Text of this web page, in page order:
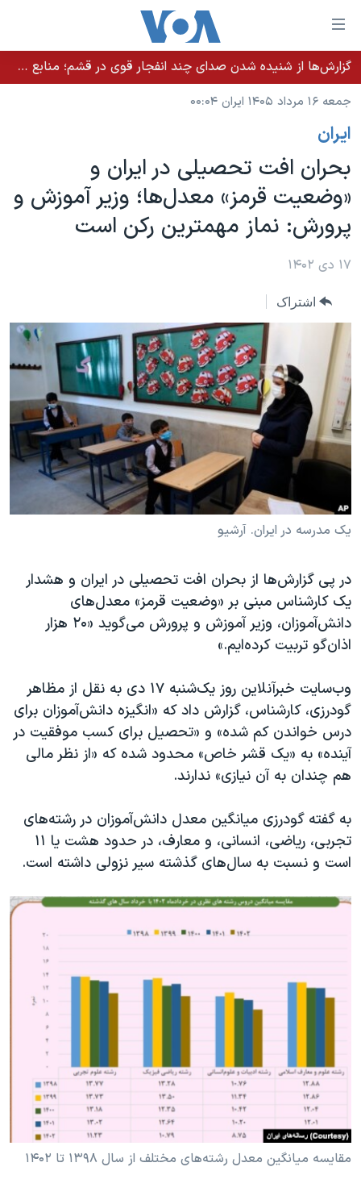
لینکهای
قابل
دسترسی
جهش
محتوای
اصلی
جهش
به
صفحه
جهش
خانه
نسخه سبک وب‌سایت
موضوع ها
ایران
آمریکا
جهان
ورزشی
ویدیوها
فرهنگ و زندگی
حقوق شهروندی
اقتصادی
علم و فناوری
اسرائیل در جنگ
برنامه های تلویزیونی
جدول برنامه ها
صفحه‌های ویژه
جام جهانی ۲۰۲۶
بایگانی برنامه‌های تلویزیونی
مستندها
انتخابات ریاست جمهوری آمریکا ۲۰۲۴
حمله جمهوری اسلامی به اسرائیل
رمز مهسا
ورزش زنان در ایران
اعتراضات زن، زندگی، آزادی
تریبونال مردمی آبان ۹۸
دادگاه حمید نوری
چهل سال گروگان‌گیری
اعتراضات مردمی آبان ۹۸
اسرائیل در جنگ
نرگس محمدی برنده جایزه نوبل صلح
همایش محافظه‌کاران آمریکا «سی‌پک»
صفحه‌های ویژه
سفر پرزیدنت ترامپ به چین
فرکانس‌های صدای آمریکا
پخش رادیویی
یادگیری زبان انگلیسی
دنبال کنید
زبانهای مختلف
گزارش‌ها از شنیده شدن صدای چند انفجار قوی در قشم؛ منابع حکومتی می‌گویند درگیری در تنگه هرمز بود
جمعه ۱۶ مرداد ۱۴۰۵ ایران ۰۰:۰۴
ايران
بحران افت تحصیلی در ایران و
«وضعیت قرمز» معدل‌ها؛ وزیر آموزش‌ و
پرورش: نماز مهمترین رکن است
۱۷ دی ۱۴۰۲
اشتراک
یک مدرسه در ایران. آرشیو
در پی گزارش‌ها از بحران افت تحصیلی در ایران و هشدار
یک کارشناس مبنی بر «وضعیت قرمز» معدل‌های
دانش‌آموزان، وزیر آموزش و پرورش می‌گوید «۲۰ هزار
اذان‌گو تربیت کرده‌ایم.»
وب‌سایت خبرآنلاین روز یک‌شنبه ۱۷ دی به نقل از مظاهر
گودرزی، کارشناس، گزارش داد که «انگیزه دانش‌آموزان برای
درس خواندن کم شده» و «تحصیل برای کسب موفقیت در
آینده» به «یک قشر خاص» محدود شده که «از نظر مالی
هم چندان به آن نیازی» ندارند.
به گفته گودرزی میانگین معدل دانش‌آموزان در رشته‌های
تجربی، ریاضی، انسانی، و معارف، در حدود هشت یا ۱۱
است و نسبت به سال‌های گذشته سیر نزولی داشته است.
مقایسه میانگین معدل رشته‌های مختلف از سال ۱۳۹۸ تا ۱۴۰۲